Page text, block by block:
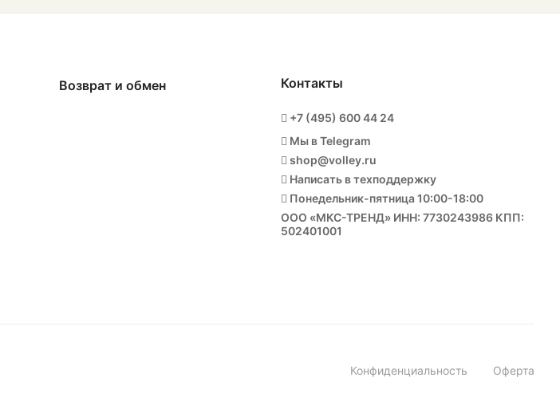
Возврат и обмен Контакты
+7 (495) 600 44 24
Мы в Telegram
shop@volley.ru
Написать в техподдержку
Понедельник-пятница 10:00-18:00
ООО «МКС-ТРЕНД» ИНН: 7730243986 КПП:
502401001
Конфиденциальность Оферта